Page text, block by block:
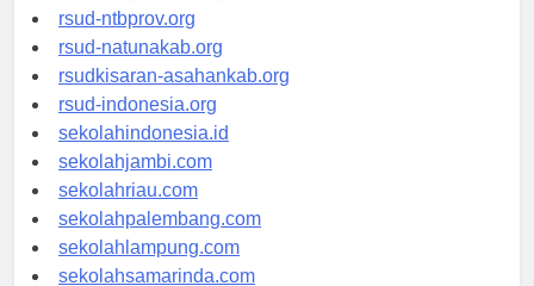
rsud-langsakota.org
rsud-ntbprov.org
rsud-natunakab.org
rsudkisaran-asahankab.org
rsud-indonesia.org
sekolahindonesia.id
sekolahjambi.com
sekolahriau.com
sekolahpalembang.com
sekolahlampung.com